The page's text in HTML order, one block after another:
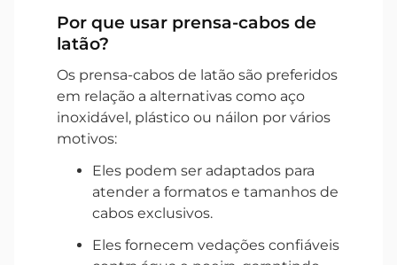
Por que usar prensa-cabos de
latão?
Os prensa-cabos de latão são preferidos
em relação a alternativas como aço
inoxidável, plástico ou náilon por vários
motivos:
Eles podem ser adaptados para
atender a formatos e tamanhos de
cabos exclusivos.
Eles fornecem vedações confiáveis